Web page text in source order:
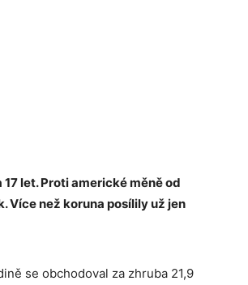
let. Proti americké měně od
Více než koruna posílily už jen
se obchodoval za zhruba 21,9